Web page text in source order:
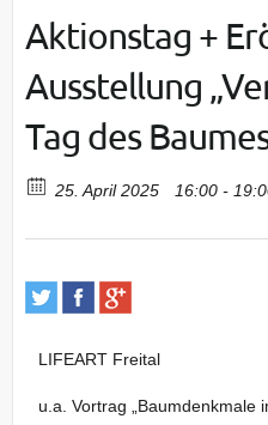
Aktionstag +
Ausstellung
Tag des
25. April 2025 16:00 -
LIFEART Freital
u.a. Vortrag „Baumdenkmale